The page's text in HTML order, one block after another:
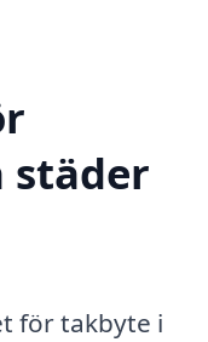
städer
för takbyte i